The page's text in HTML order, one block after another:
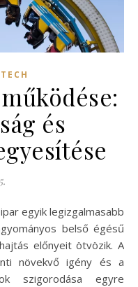
TECH
és
belső égésű
előnyeit ötvözik. A
növekvő igény és a
szigorodása egyre